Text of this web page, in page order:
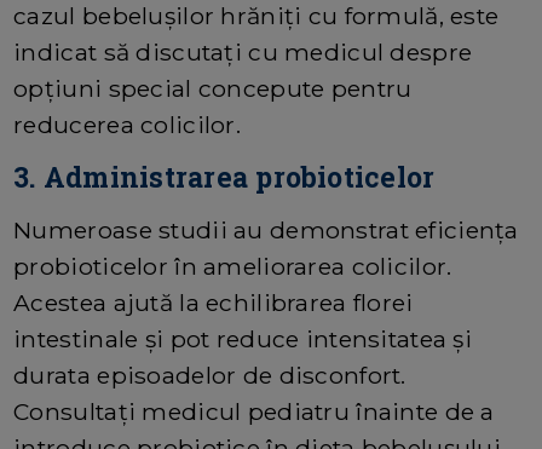
cazul bebelușilor hrăniți cu formulă, este
indicat să discutați cu medicul despre
opțiuni special concepute pentru
reducerea colicilor.
3. Administrarea probioticelor
Numeroase studii au demonstrat eficiența
probioticelor în ameliorarea colicilor.
Acestea ajută la echilibrarea florei
intestinale și pot reduce intensitatea și
durata episoadelor de disconfort.
Consultați medicul pediatru înainte de a